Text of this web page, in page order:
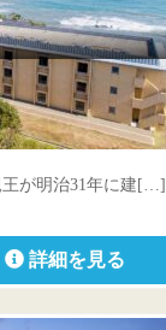
1
王が明治31年に建[…]
詳細を見る